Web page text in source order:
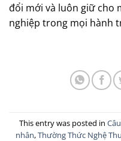
đổi mới và luôn giữ cho
nghiệp trong mọi hành
This entry was posted in
nhân,Thường Thức Nghệ